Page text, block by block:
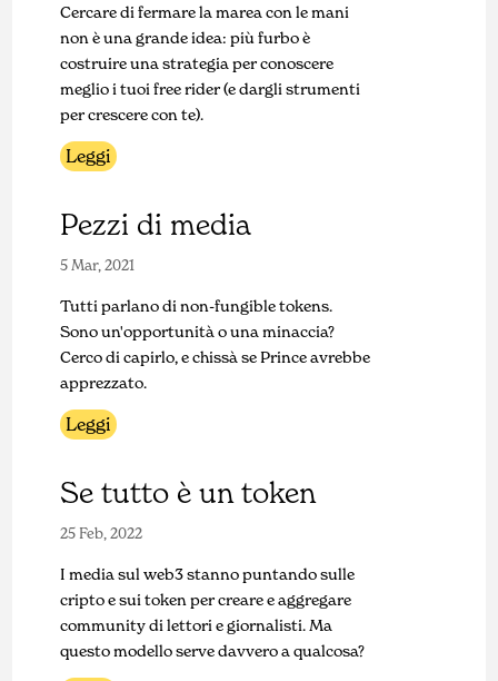
Cercare di fermare la marea con le mani
non è una grande idea: più furbo è
costruire una strategia per conoscere
meglio i tuoi free rider (e dargli strumenti
per crescere con te).
Leggi
Pezzi di media
5 Mar, 2021
Tutti parlano di non-fungible tokens.
Sono un'opportunità o una minaccia?
Cerco di capirlo, e chissà se Prince avrebbe
apprezzato.
Leggi
Se tutto è un token
25 Feb, 2022
I media sul web3 stanno puntando sulle
cripto e sui token per creare e aggregare
community di lettori e giornalisti. Ma
questo modello serve davvero a qualcosa?